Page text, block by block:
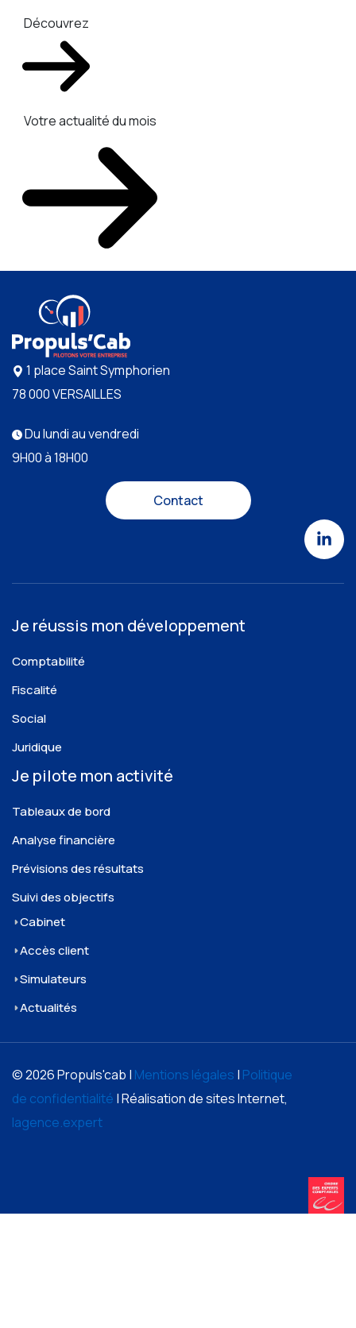
Découvrez
Votre actualité du mois
1 place Saint Symphorien
78 000 VERSAILLES
Du lundi au vendredi
9H00 à 18H00
Contact
Je réussis mon développement
Comptabilité
Fiscalité
Social
Juridique
Je pilote mon activité
Tableaux de bord
Analyse financière
Prévisions des résultats
Suivi des objectifs
Cabinet
Accès client
Simulateurs
Actualités
© 2026 Propuls'cab | Mentions légales | Politique
de confidentialité | Réalisation de sites Internet,
lagence.expert